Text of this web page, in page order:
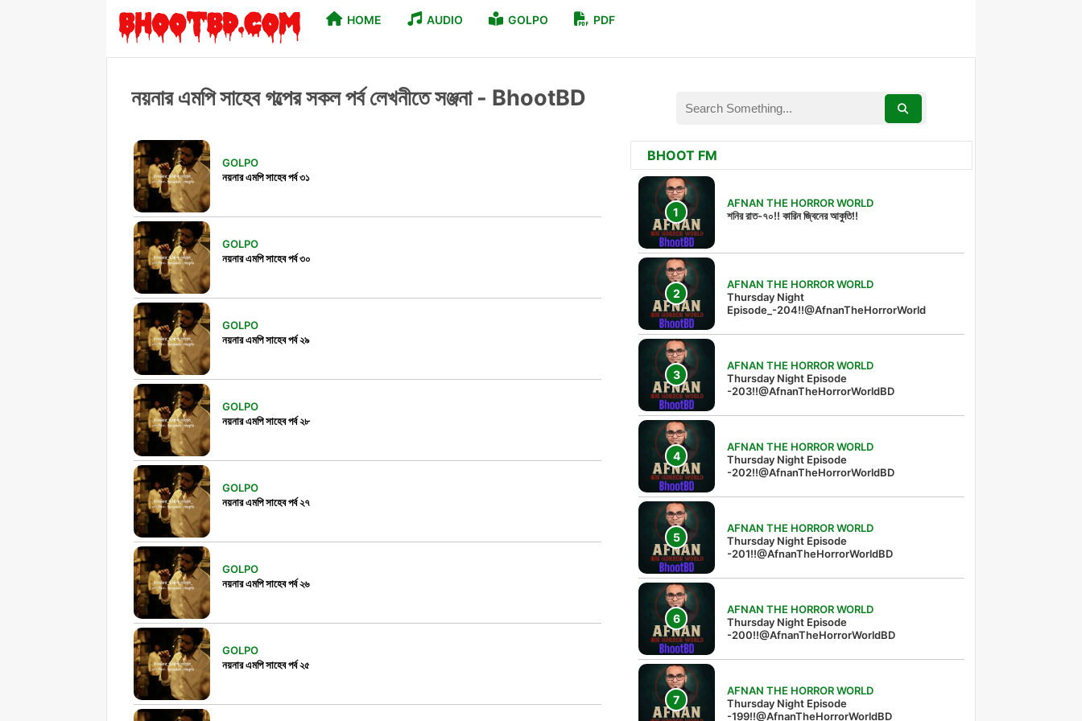
HOME AUDIO GOLPO PDF
নয়নার এমপি সাহেব গল্পের সকল পর্ব লেখনীতে সঞ্জনা - BhootBD
GOLPO
নয়নার এমপি সাহেব পর্ব ৩১
GOLPO
নয়নার এমপি সাহেব পর্ব ৩০
GOLPO
নয়নার এমপি সাহেব পর্ব ২৯
GOLPO
নয়নার এমপি সাহেব পর্ব ২৮
GOLPO
নয়নার এমপি সাহেব পর্ব ২৭
GOLPO
নয়নার এমপি সাহেব পর্ব ২৬
GOLPO
নয়নার এমপি সাহেব পর্ব ২৫
BHOOT FM
AFNAN THE HORROR WORLD
শনির রাত-৭০!! কারিন জ্বিনের আকুতি!!
AFNAN THE HORROR WORLD
Thursday Night
Episode_-204!!@AfnanTheHorrorWorld
AFNAN THE HORROR WORLD
Thursday Night Episode
-203!!@AfnanTheHorrorWorldBD
AFNAN THE HORROR WORLD
Thursday Night Episode
-202!!@AfnanTheHorrorWorldBD
AFNAN THE HORROR WORLD
Thursday Night Episode
-201!!@AfnanTheHorrorWorldBD
AFNAN THE HORROR WORLD
Thursday Night Episode
-200!!@AfnanTheHorrorWorldBD
AFNAN THE HORROR WORLD
Thursday Night Episode
-199!!@AfnanTheHorrorWorldBD